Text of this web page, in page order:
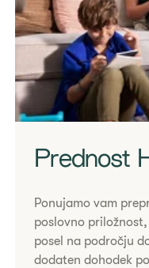
Prednost
Ponujamo vam
poslovno
posel na področju
dodaten dohodek